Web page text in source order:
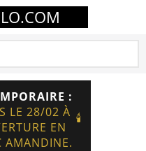
:
LE 28/02 À
EN
AMANDINE.
🕯️